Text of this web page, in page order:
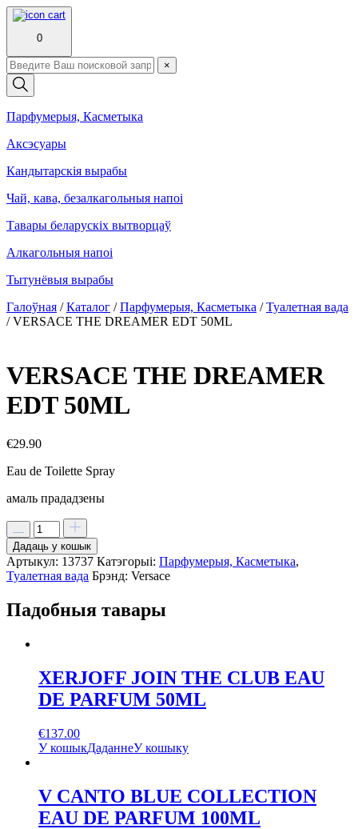
0
×
Парфумерыя, Касметыка
Аксэсуары
Кандытарскія вырабы
Чай, кава, безалкагольныя напоі
Тавары беларускіх вытворцаў
Алкагольныя напоі
Тытунёвыя вырабы
Галоўная /Каталог /Парфумерыя, Касметыка /Туалетная вада
/VERSACE THE DREAMER EDT 50ML
VERSACE THE DREAMER
EDT 50ML
€29.90
Eau de Toilette Spray
амаль прададзены
Дадаць у кошык
Артыкул: 13737 Катэгорыі: Парфумерыя, Касметыка,
Туалетная вада Брэнд: Versace
Падобныя тавары
XERJOFF JOIN THE CLUB EAU
DE PARFUM 50ML
€137.00
У кошыкДаданнеУ кошыку
V CANTO BLUE COLLECTION
EAU DE PARFUM 100ML